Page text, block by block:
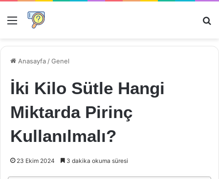
Menü
Anasayfa /Genel
İki Kilo Sütle Hangi
Miktarda Pirinç
Kullanılmalı?
23 Ekim 2024 3 dakika okuma süresi